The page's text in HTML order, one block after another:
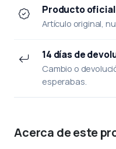
Producto oficial
Artículo original,
14 días de
Cambio o
esperabas.
Acerca de este